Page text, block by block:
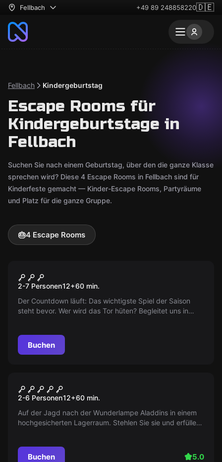
Fellbach +49 89 248858220🇩🇪
Fellbach Kindergeburtstag
Escape Rooms für
Kindergeburtstage in
Fellbach
Suchen Sie nach einem Geburtstag, über den die ganze Klasse
sprechen wird? Diese 4 Escape Rooms in Fellbach sind für
Kinderfeste gemacht — Kinder-Escape Rooms, Partyräume
und Platz für die ganze Gruppe.
🎂4 Escape Rooms
The Manager
2-7 Personen12+60 min.
Der Countdown läuft: Das wichtigste Spiel der Saison
steht bevor. Wer wird das Tor hüten? Begleitet uns in
Buchen
The Artifact
2-6 Personen12+60 min.
Auf der Jagd nach der Wunderlampe Aladdins in einem
hochgesicherten Lagerraum. Stehlen Sie sie und erfüllen
Buchen 5.0